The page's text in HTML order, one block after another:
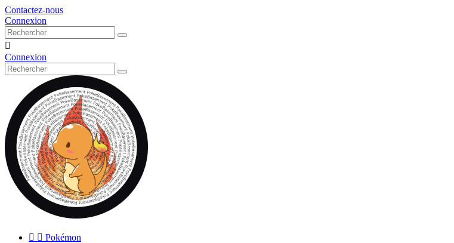
Contactez-nous
Connexion

Connexion
  Pokémon